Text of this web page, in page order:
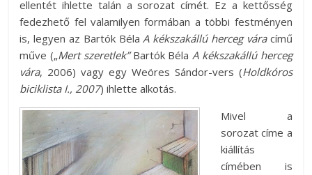
ellentét ihlette talán a sorozat címét. Ez a kettősség
fedezhető fel valamilyen formában a többi festményen
is, legyen az Bartók BélaA kékszakállú herceg váracímű
műve („Mert szeretlek”Bartók BélaA kékszakállú herceg
vára, 2006) vagy egy Weöres Sándor-vers (Holdkóros
biciklista I., 2007) ihlette alkotás.
Mivel a
sorozat címe a
kiállítás
címében is